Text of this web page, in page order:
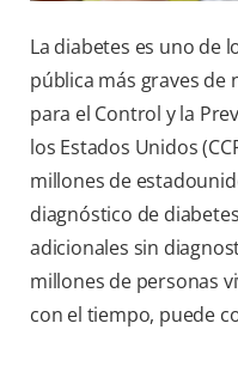
La diabetes es uno de
pública más graves de
para el Control y la
los Estados Unidos
millones de
diagnóstico de
adicionales sin
millones de personas
con el tiempo, puede